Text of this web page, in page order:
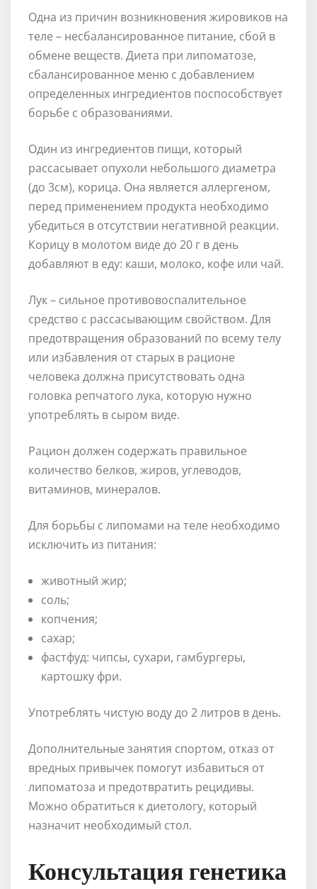
Одна из причин возникновения жировиков на
теле – несбалансированное питание, сбой в
обмене веществ. Диета при липоматозе,
сбалансированное меню с добавлением
определенных ингредиентов поспособствует
борьбе с образованиями.
Один из ингредиентов пищи, который
рассасывает опухоли небольшого диаметра
(до 3см), корица. Она является аллергеном,
перед применением продукта необходимо
убедиться в отсутствии негативной реакции.
Корицу в молотом виде до 20 г в день
добавляют в еду: каши, молоко, кофе или чай.
Лук – сильное противовоспалительное
средство с рассасывающим свойством. Для
предотвращения образований по всему телу
или избавления от старых в рационе
человека должна присутствовать одна
головка репчатого лука, которую нужно
употреблять в сыром виде.
Рацион должен содержать правильное
количество белков, жиров, углеводов,
витаминов, минералов.
Для борьбы с липомами на теле необходимо
исключить из питания:
животный жир;
соль;
копчения;
сахар;
фастфуд: чипсы, сухари, гамбургеры,
картошку фри.
Употреблять чистую воду до 2 литров в день.
Дополнительные занятия спортом, отказ от
вредных привычек помогут избавиться от
липоматоза и предотвратить рецидивы.
Можно обратиться к диетологу, который
назначит необходимый стол.
Консультация генетика